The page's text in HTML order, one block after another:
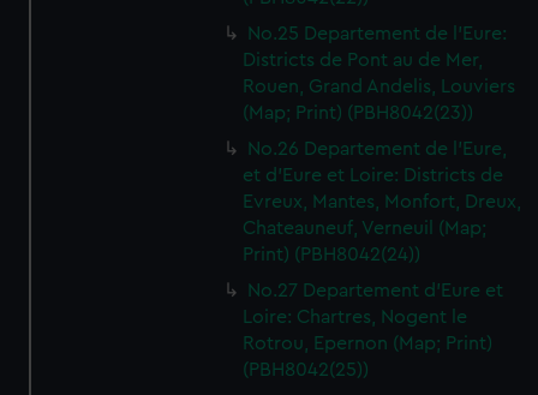
No.25 Departement de l'Eure:
Districts de Pont au de Mer,
Rouen, Grand Andelis, Louviers
(Map; Print) (PBH8042(23))
No.26 Departement de l'Eure,
et d'Eure et Loire: Districts de
Evreux, Mantes, Monfort, Dreux,
Chateauneuf, Verneuil (Map;
Print) (PBH8042(24))
No.27 Departement d'Eure et
Loire: Chartres, Nogent le
Rotrou, Epernon (Map; Print)
(PBH8042(25))